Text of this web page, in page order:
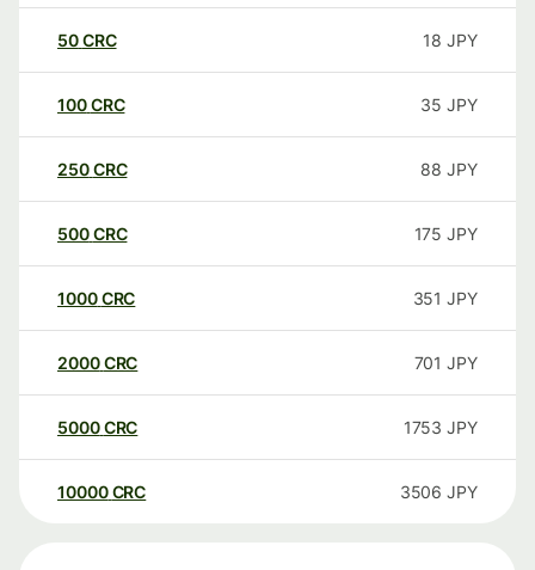
50CRC 18 JPY
100CRC 35 JPY
250CRC 88 JPY
500CRC 175 JPY
1000CRC 351 JPY
2000CRC 701 JPY
5000CRC 1753 JPY
10000 CRC 3506 JPY